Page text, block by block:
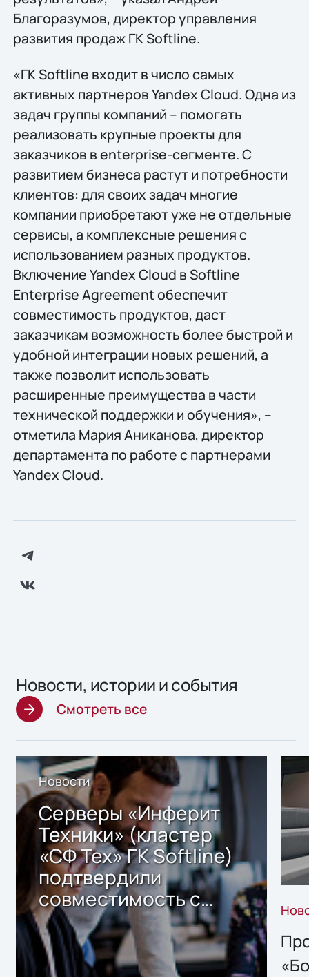
Благоразумов, директор управления
развития продаж ГК Softline.
«ГК Softline входит в число самых
активных партнеров Yandex Cloud. Одна из
задач группы компаний – помогать
реализовать крупные проекты для
заказчиков в enterprise-сегменте. С
развитием бизнеса растут и потребности
клиентов: для своих задач многие
компании приобретают уже не отдельные
сервисы, а комплексные решения с
использованием разных продуктов.
Включение Yandex Cloud в Softline
Enterprise Agreement обеспечит
совместимость продуктов, даст
заказчикам возможность более быстрой и
удобной интеграции новых решений, а
также позволит использовать
расширенные преимущества в части
технической поддержки и обучения», –
отметила Мария Аниканова, директор
департамента по работе с партнерами
Yandex Cloud.
Новости, истории и события
Смотреть все
Новости
Серверы «Инферит
Техники» (кластер
«СФ Тех» ГК Softline)
подтвердили
совместимость с
решением Sharx
Storage 2.x для
хранения данных